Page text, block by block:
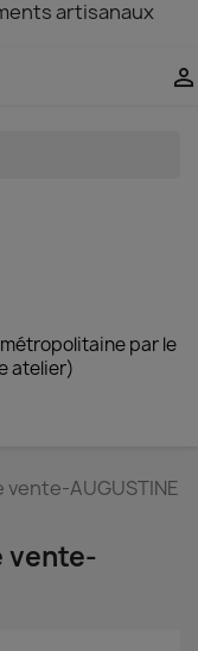
artisanaux

par le
atelier)
AUGUSTINE
vente-